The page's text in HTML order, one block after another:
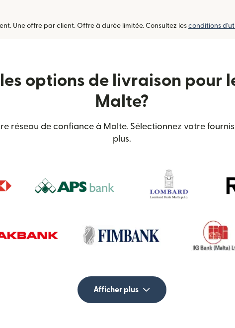
Une offre par client. Offre à durée limitée. Consultez les conditions
options de livraison pour
Malte?
réseau de confiance à Malte. Sélectionnez votre
plus.
Afficher plus